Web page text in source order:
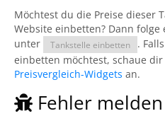
Möchtest du die Preise dieser
Website einbetten? Dann
unter
Tankstelle einbetten
.
einbetten möchtest, schaue
Preisvergleich-Widgets an.
Fehler melden